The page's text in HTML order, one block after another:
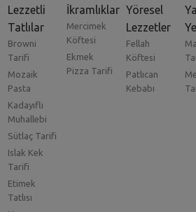
Lezzetli
Tatlılar
Browni
Tarifi
Mozaik
Pasta
Kadayıflı
Muhallebi
Sütlaç Tarifi
Islak Kek
Tarifi
Etimek
Tatlısı
İkramlıklar
Mercimek
Köftesi
Ekmek
Pizza Tarifi
Yöresel
Lezzetler
Fellah
Köftesi
Patlıcan
Kebabı